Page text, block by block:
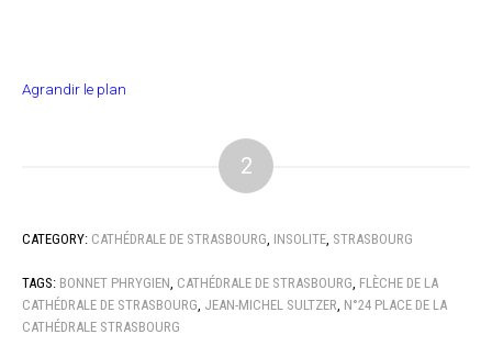
Agrandir le plan
2
CATEGORY: CATHÉDRALE DE STRASBOURG INSOLITE STRASBOURG
TAGS: BONNET PHRYGIEN CATHÉDRALE DE STRASBOURG FLÈCHE DE LA
CATHÉDRALE DE STRASBOURG JEAN-MICHEL SULTZER N°24 PLACE DE LA
CATHÉDRALE STRASBOURG